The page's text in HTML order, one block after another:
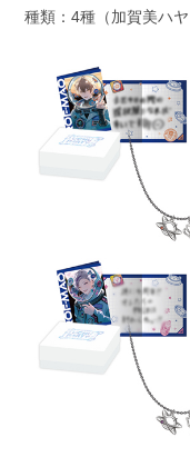
種類：4種（加賀美ハ